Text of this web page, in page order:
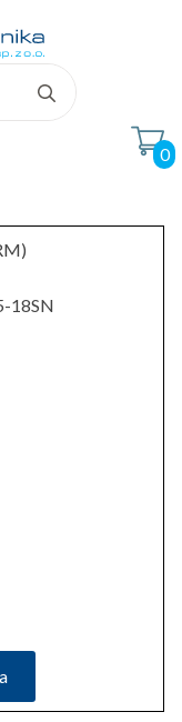
for:
0
18SN